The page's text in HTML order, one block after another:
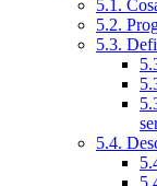
5.1.
5.2.
5.3.
5.4.